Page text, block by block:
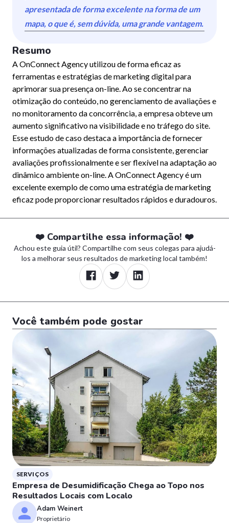
apresentada de forma excelente na forma de um
mapa, o que é, sem dúvida, uma grande vantagem.
Resumo
A OnConnect Agency utilizou de forma eficaz as
ferramentas e estratégias de marketing digital para
aprimorar sua presença on-line. Ao se concentrar na
otimização do conteúdo, no gerenciamento de avaliações e
no monitoramento da concorrência, a empresa obteve um
aumento significativo na visibilidade e no tráfego do site.
Esse estudo de caso destaca a importância de fornecer
informações atualizadas de forma consistente, gerenciar
avaliações profissionalmente e ser flexível na adaptação ao
dinâmico ambiente on-line. A OnConnect Agency é um
excelente exemplo de como uma estratégia de marketing
eficaz pode proporcionar resultados rápidos e duradouros.
❤️ Compartilhe essa informação! ❤️
Achou este guia útil? Compartilhe com seus colegas para ajudá-
los a melhorar seus resultados de marketing local também!
Você também pode gostar
SERVIÇOS
Empresa de Desumidificação Chega ao Topo nos
Resultados Locais com Localo
Adam Weinert
Proprietário